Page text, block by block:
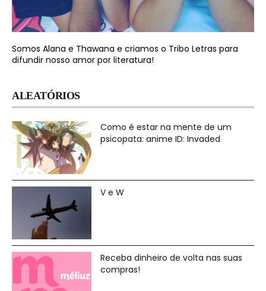
Somos Alana e Thawana e criamos o Tribo Letras para
difundir nosso amor por literatura!
ALEATÓRIOS
Como é estar na mente de um
psicopata: anime ID: Invaded
V e W
Receba dinheiro de volta nas suas
compras!